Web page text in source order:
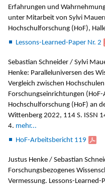
Erfahrungen und
unter Mitarbeit von Sylvi
Hochschulforschung (HoF),
Lessons-Learned-Paper Nr. 2
Sebastian Schneider / Sylvi
Henke: Paralleluniversen des
Vergleich zwischen
Forschungseinrichtungen
Hochschulforschung (HoF) an
Wittenberg 2022, 114 S. ISSN
4. mehr...
HoF-Arbeitsbericht 119
Justus Henke / Sebastian
Forschungsbezogenes
Vermessung. Lessons-